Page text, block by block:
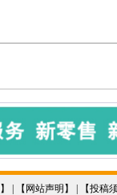
】 | 【 网站声明 】 | 【投稿